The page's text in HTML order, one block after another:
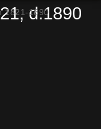
1821-1890d.1890